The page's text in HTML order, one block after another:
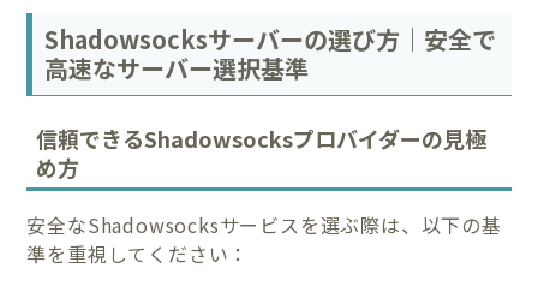
Shadowsocksサーバーの選び方｜安全で
高速なサーバー選択基準
信頼できるShadowsocksプロバイダーの見極
め方
安全なShadowsocksサービスを選ぶ際は、以下の基
準を重視してください：